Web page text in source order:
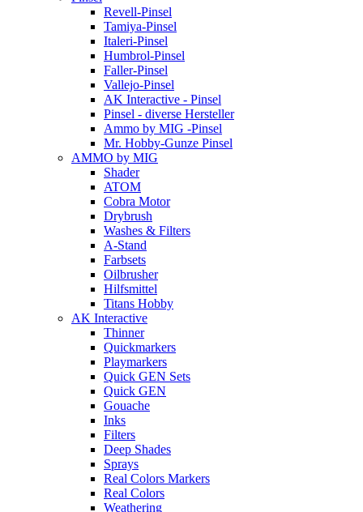
Revell-Pinsel
Tamiya-Pinsel
Italeri-Pinsel
Humbrol-Pinsel
Faller-Pinsel
Vallejo-Pinsel
AK Interactive - Pinsel
Pinsel - diverse Hersteller
Ammo by MIG -Pinsel
Mr. Hobby-Gunze Pinsel
AMMO by MIG
Shader
ATOM
Cobra Motor
Drybrush
Washes & Filters
A-Stand
Farbsets
Oilbrusher
Hilfsmittel
Titans Hobby
AK Interactive
Thinner
Quickmarkers
Playmarkers
Quick GEN Sets
Quick GEN
Gouache
Inks
Filters
Deep Shades
Sprays
Real Colors Markers
Real Colors
Weathering